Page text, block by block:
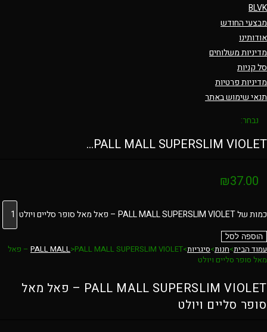
BLVK
מבצעי החודש
אודותינו
מדיניות משלוחים
סל קניות
מדיניות פרטיות
תנאי שימוש באתר
נבחר:
PALL MALL SUPERSLIM VIOLET…
₪37.00
כמות של PALL MALL SUPERSLIM VIOLET – פאל מאל סופר סליים ויולט
הוספה לסל
עמוד הבית>חנות>סיגריות>
PALL MALL>
PALL MALL SUPERSLIM VIOLET – פאל
מאל סופר סליים ויולט
PALL MALL SUPERSLIM VIOLET – פאל מאל
סופר סליים ויולט